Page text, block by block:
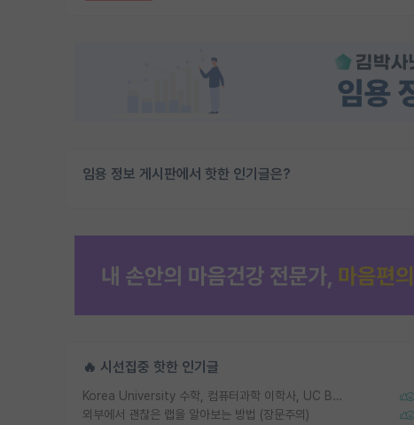
임용 정보 게시판에서 핫한 인기글은?
🔥 시선집중 핫한 인기글
Korea University 수학, 컴퓨터과학 이학사, UC Berkeley 산업공학 대학원 공학박사가 되는 것은 쉽지 않겠죠?
외부에서 괜찮은 랩을 알아보는 방법 (장문주의)